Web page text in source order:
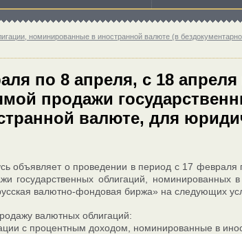
номинированные в иностранной валюте (в
по 8 апреля, с 18
продажи
валюте, для
объявляет о проведении в период с 17
государственных облигаций, номинированных
валютно-фондовая биржа» на следующих
валютных облигаций:
с процентным доходом, номинированные в